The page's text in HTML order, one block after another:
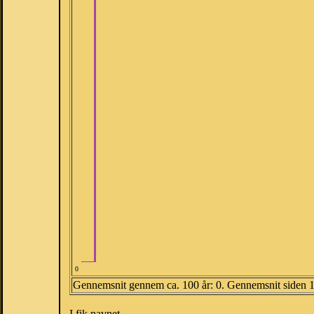
0
Gennemsnit gennem ca. 100 år: 0. Gennemsnit siden